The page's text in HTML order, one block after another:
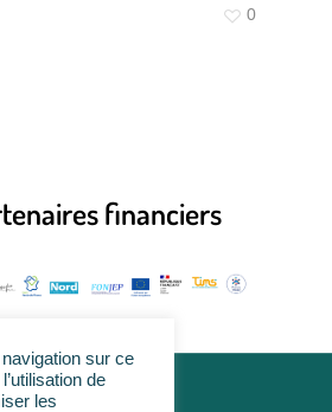
0
financiers
sur ce
de
les